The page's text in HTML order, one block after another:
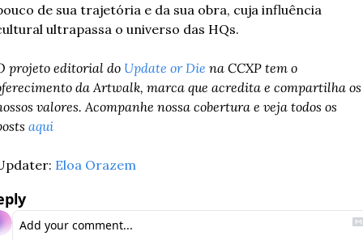
de sua trajetória e da sua obra, cuja influência
ultrapassa o universo das HQs.
projeto editorial do Update or Die na CCXP tem o
da Artwalk, marca que acredita e compartilha os
valores. Acompanhe nossa cobertura e veja todos os
aqui
Eloa Orazem